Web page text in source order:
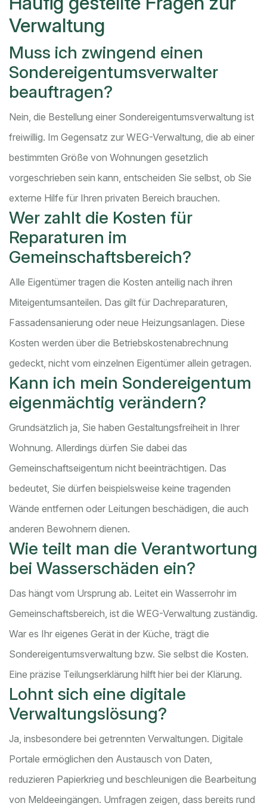
Verwaltung
Muss ich zwingend einen
Sondereigentumsverwalter
beauftragen?
Nein, die Bestellung einer Sondereigentumsverwaltung ist
freiwillig. Im Gegensatz zur WEG-Verwaltung, die ab einer
bestimmten Größe von Wohnungen gesetzlich
vorgeschrieben sein kann, entscheiden Sie selbst, ob Sie
externe Hilfe für Ihren privaten Bereich brauchen.
Wer zahlt die Kosten für
Reparaturen im
Gemeinschaftsbereich?
Alle Eigentümer tragen die Kosten anteilig nach ihren
Miteigentumsanteilen. Das gilt für Dachreparaturen,
Fassadensanierung oder neue Heizungsanlagen. Diese
Kosten werden über die Betriebskostenabrechnung
gedeckt, nicht vom einzelnen Eigentümer allein getragen.
Kann ich mein Sondereigentum
eigenmächtig verändern?
Grundsätzlich ja, Sie haben Gestaltungsfreiheit in Ihrer
Wohnung. Allerdings dürfen Sie dabei das
Gemeinschaftseigentum nicht beeinträchtigen. Das
bedeutet, Sie dürfen beispielsweise keine tragenden
Wände entfernen oder Leitungen beschädigen, die auch
anderen Bewohnern dienen.
Wie teilt man die Verantwortung
bei Wasserschäden ein?
Das hängt vom Ursprung ab. Leitet ein Wasserrohr im
Gemeinschaftsbereich, ist die WEG-Verwaltung zuständig.
War es Ihr eigenes Gerät in der Küche, trägt die
Sondereigentumsverwaltung bzw. Sie selbst die Kosten.
Eine präzise Teilungserklärung hilft hier bei der Klärung.
Lohnt sich eine digitale
Verwaltungslösung?
Ja, insbesondere bei getrennten Verwaltungen. Digitale
Portale ermöglichen den Austausch von Daten,
reduzieren Papierkrieg und beschleunigen die Bearbeitung
von Meldeeingängen. Umfragen zeigen, dass bereits rund